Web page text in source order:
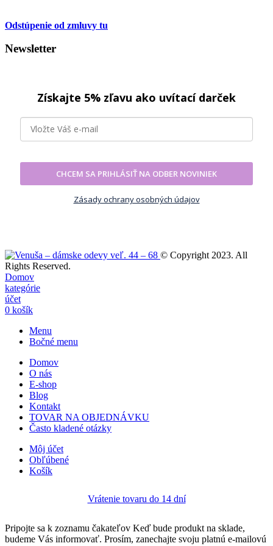
Odstúpenie od zmluvy tu
Newsletter
Získajte 5% zľavu ako uvítací darček
CHCEM SA PRIHLÁSIŤ NA ODBER NOVINIEK
Zásady ochrany osobných údajov
© Copyright 2023. All
Rights Reserved.
Domov
kategórie
účet
0 košík
Menu
Bočné menu
Domov
O nás
E-shop
Blog
Kontakt
TOVAR NA OBJEDNÁVKU
Často kladené otázky
Môj účet
Obľúbené
Košík
Vrátenie tovaru do 14 dní
Pripojte sa k zoznamu čakateľov Keď bude produkt na sklade,
budeme Vás informovať. Prosím, zanechajte svoju platnú e-mailovú